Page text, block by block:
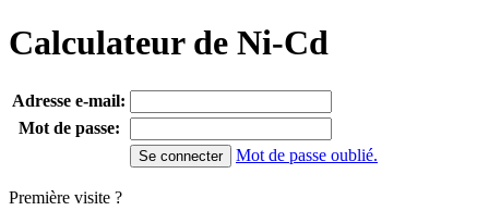
Calculateur de Ni-Cd
Adresse e-mail:
Mot de passe:
Mot de passe oublié.
Première visite ?